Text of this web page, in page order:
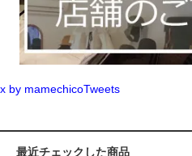
x by mamechicoTweets
最近チェックした商品